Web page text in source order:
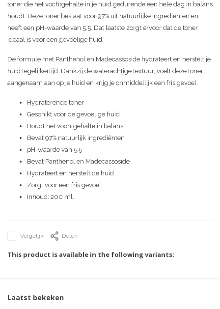
toner die het vochtgehalte in je huid gedurende een hele dag in balans
houdt. Deze toner bestaat voor 97% uit natuurlijke ingrediënten en
heeft een pH-waarde van 5.5. Dat laatste zorgt ervoor dat de toner
ideaal is voor een gevoelige huid.
De formule met Panthenol en Madecassoside hydrateert en herstelt je
huid tegelijkertijd. Dankzij de waterachtige textuur, voelt deze toner
aangenaam aan op je huid en krijg je onmiddellijk een fris gevoel.
Hydraterende toner
Geschikt voor de gevoelige huid
Houdt het vochtgehalte in balans
Bevat 97% natuurlijk ingrediënten
pH-waarde van 5.5
Bevat Panthenol en Madecassoside
Hydrateert en herstelt de huid
Zorgt voor een fris gevoel
Inhoud: 200 ml.
Vergelijk Delen
This product is available in the following variants:
Laatst bekeken